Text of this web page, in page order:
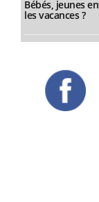
Bébés, jeunes
les vacances ?